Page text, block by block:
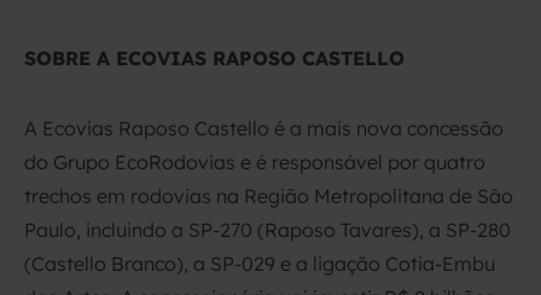
SOBRE A ECOVIAS RAPOSO CASTELLO
A Ecovias Raposo Castello é a mais nova concessão
do Grupo EcoRodovias e é responsável por quatro
trechos em rodovias na Região Metropolitana de São
Paulo, incluindo a SP-270 (Raposo Tavares), a SP-280
(Castello Branco), a SP-029 e a ligação Cotia-Embu